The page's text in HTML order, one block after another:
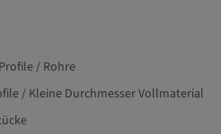
/ Rohre
/ Kleine Durchmesser Vollmaterial